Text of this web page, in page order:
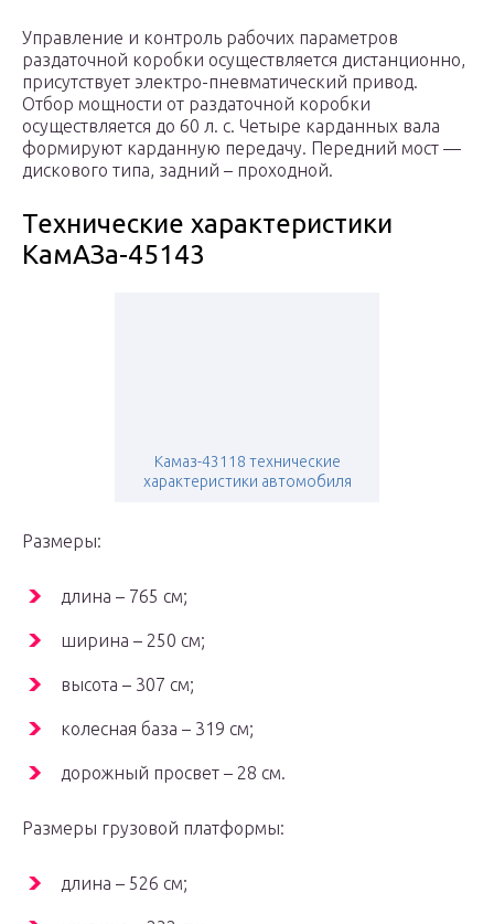
Управление и контроль рабочих параметров
раздаточной коробки осуществляется дистанционно,
присутствует электро-пневматический привод.
Отбор мощности от раздаточной коробки
осуществляется до 60 л. с. Четыре карданных вала
формируют карданную передачу. Передний мост —
дискового типа, задний – проходной.
Технические характеристики
КамАЗа-45143
Камаз-43118 технические
характеристики автомобиля
Размеры:
длина – 765 см;
ширина – 250 см;
высота – 307 см;
колесная база – 319 см;
дорожный просвет – 28 см.
Размеры грузовой платформы:
длина – 526 см;